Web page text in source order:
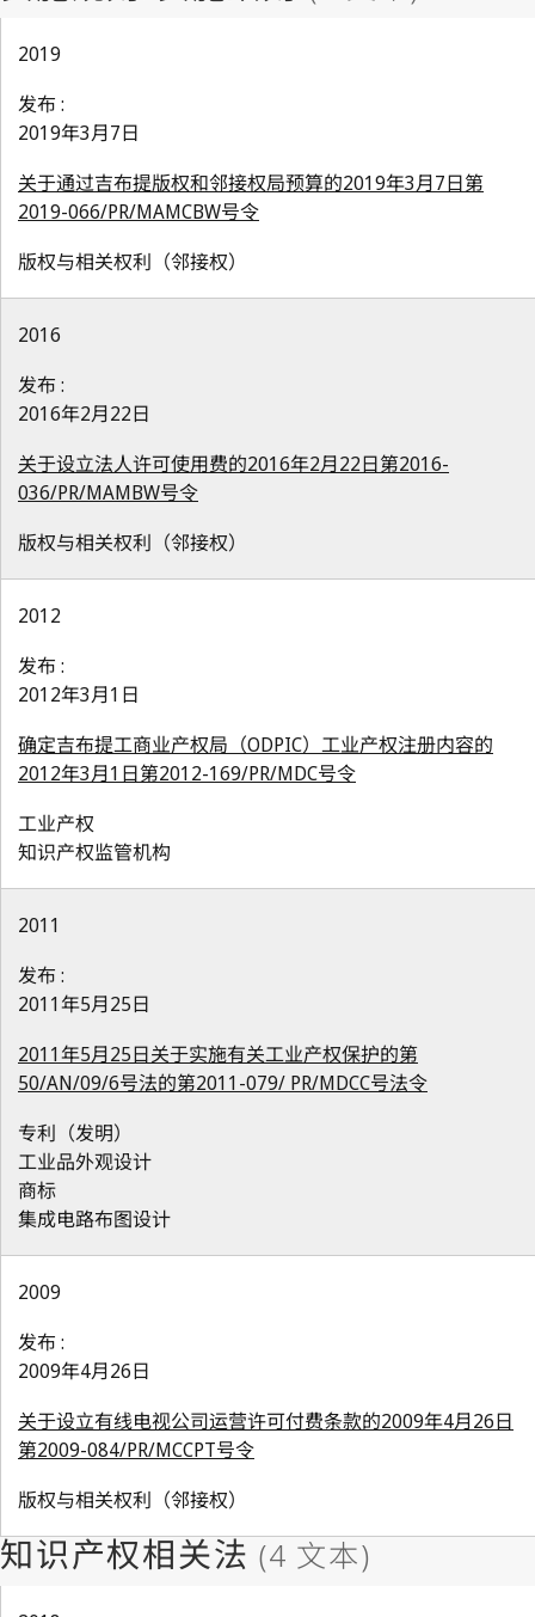
2019
发布 :
2019年3月7日
关于通过吉布提版权和邻接权局预算的2019年3月7日第
2019-066/PR/MAMCBW号令
版权与相关权利（邻接权）
2016
发布 :
2016年2月22日
关于设立法人许可使用费的2016年2月22日第2016-
036/PR/MAMBW号令
版权与相关权利（邻接权）
2012
发布 :
2012年3月1日
确定吉布提工商业产权局（ODPIC）工业产权注册内容的
2012年3月1日第2012-169/PR/MDC号令
工业产权
知识产权监管机构
2011
发布 :
2011年5月25日
2011年5月25日关于实施有关工业产权保护的第
50/AN/09/6号法的第2011-079/ PR/MDCC号法令
专利（发明）
工业品外观设计
商标
集成电路布图设计
2009
发布 :
2009年4月26日
关于设立有线电视公司运营许可付费条款的2009年4月26日
第2009-084/PR/MCCPT号令
版权与相关权利（邻接权）